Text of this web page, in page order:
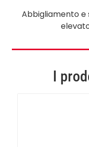
Abbigliamento
I